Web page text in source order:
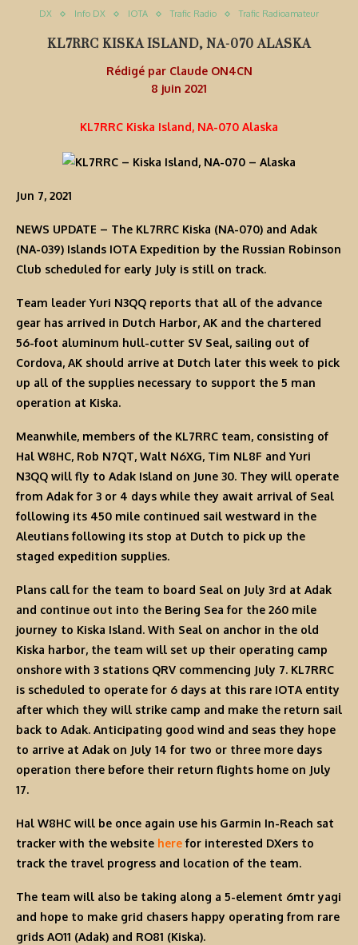
DX Info DX IOTA Trafic Radio Trafic Radioamateur
KL7RRC KISKA ISLAND, NA-070 ALASKA
Rédigé par Claude ON4CN
8 juin 2021
KL7RRC Kiska Island, NA-070 Alaska
Jun 7, 2021
NEWS UPDATE – The KL7RRC Kiska (NA-070) and Adak
(NA-039) Islands IOTA Expedition by the Russian Robinson
Club scheduled for early July is still on track.
Team leader Yuri N3QQ reports that all of the advance
gear has arrived in Dutch Harbor, AK and the chartered
56-foot aluminum hull-cutter SV Seal, sailing out of
Cordova, AK should arrive at Dutch later this week to pick
up all of the supplies necessary to support the 5 man
operation at Kiska.
Meanwhile, members of the KL7RRC team, consisting of
Hal W8HC, Rob N7QT, Walt N6XG, Tim NL8F and Yuri
N3QQ will fly to Adak Island on June 30. They will operate
from Adak for 3 or 4 days while they await arrival of Seal
following its 450 mile continued sail westward in the
Aleutians following its stop at Dutch to pick up the
staged expedition supplies.
Plans call for the team to board Seal on July 3rd at Adak
and continue out into the Bering Sea for the 260 mile
journey to Kiska Island. With Seal on anchor in the old
Kiska harbor, the team will set up their operating camp
onshore with 3 stations QRV commencing July 7. KL7RRC
is scheduled to operate for 6 days at this rare IOTA entity
after which they will strike camp and make the return sail
back to Adak. Anticipating good wind and seas they hope
to arrive at Adak on July 14 for two or three more days
operation there before their return flights home on July
17.
Hal W8HC will be once again use his Garmin In-Reach sat
tracker with the website here for interested DXers to
track the travel progress and location of the team.
The team will also be taking along a 5-element 6mtr yagi
and hope to make grid chasers happy operating from rare
grids AO11 (Adak) and RO81 (Kiska).